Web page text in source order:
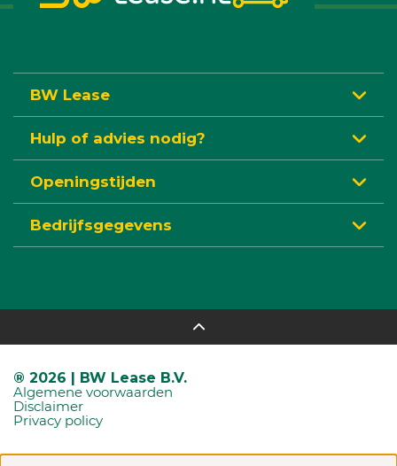
BW Lease
Hulp of advies nodig?
Openingstijden
Bedrijfsgegevens
® 2026 | BW Lease B.V.
Algemene voorwaarden
Disclaimer
Privacy policy